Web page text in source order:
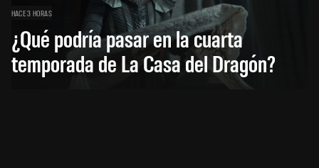
HACE 3 HORAS
¿Qué podría pasar en la cuarta
temporada de La Casa del Dragón?